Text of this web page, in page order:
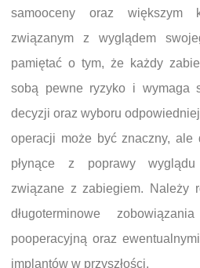
samooceny oraz większym
związanym z wyglądem
pamiętać o tym, że każdy
sobą pewne ryzyko i wymaga
decyzji oraz wyboru
operacji może być znaczny, ale
płynące z poprawy
związane z zabiegiem. Należy
długoterminowe
pooperacyjną oraz
implantów w przyszłości.